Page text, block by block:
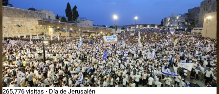
265,776 visitas Día de Jerusalén